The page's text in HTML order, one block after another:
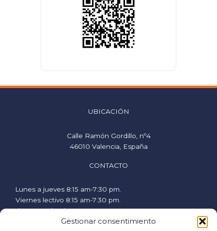
Gestionar consentimiento
UBICACIÓN
Calle Ramón Gordillo, nº4
46010 Valencia, España
CONTACTO
Lunes a jueves 8:15 am-7:30 pm.
Viernes lectivo 8:15 am-7:30 pm.
Viernes no lectivo 9 am-2:00 pm.
hispanicstudies@uvavalencia.org